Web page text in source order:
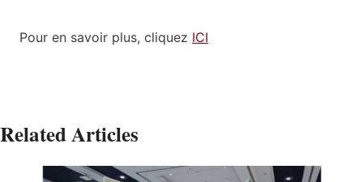
Pour en savoir plus, cliquez ICI
Related Articles